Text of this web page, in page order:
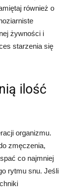
również o
żywności i
starzenia się
ilość
organizmu.
zmęczenia,
co najmniej
rytmu snu. Jeśli